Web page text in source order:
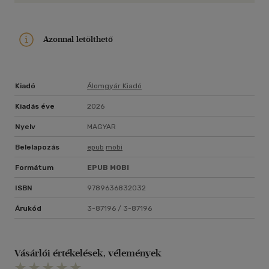
Azonnal letölthető
Kiadó Álomgyár Kiadó
Kiadás éve 2026
Nyelv MAGYAR
Belelapozás epub mobi
Formátum EPUB MOBI
ISBN 9789636832032
Árukód 3-87196 / 3-87196
Vásárlói értékelések, vélemények